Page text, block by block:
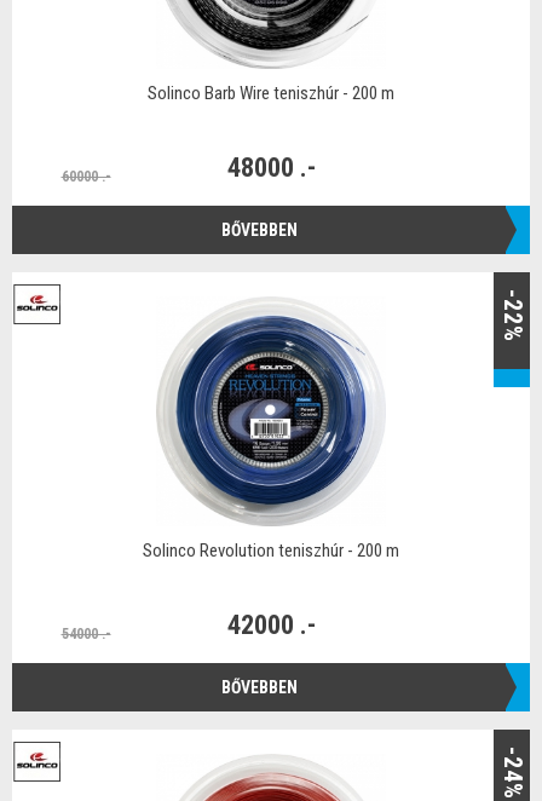
Solinco Barb Wire teniszhúr - 200 m
60000 .- 48000 .-
BŐVEBBEN
-22%
Solinco Revolution teniszhúr - 200 m
54000 .- 42000 .-
BŐVEBBEN
-24%